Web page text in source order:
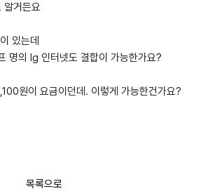
알거든요
있는데
명의 lg 인터넷도 결합이 가능한가요?
원이 요금이던데. 이렇게 가능한건가요?
목록으로